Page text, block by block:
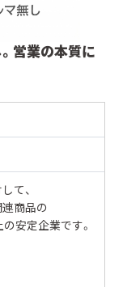
営業の本質に
て、
商品の
安定企業です。